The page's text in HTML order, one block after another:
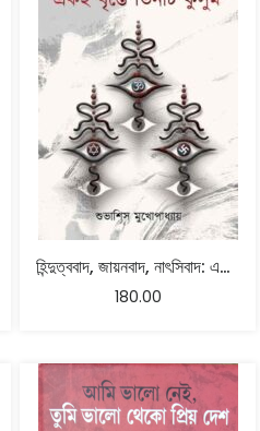
হিন্দুত্ববাদ, জায়নবাদ, নাৎসিবাদ: একই বৃন্তে তিনটি কুসুম – শুভাশিস মুখোপাধ্যায়
180.00